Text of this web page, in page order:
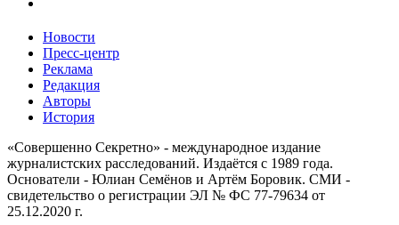
Новости
Пресс-центр
Реклама
Редакция
Авторы
История
«Совершенно Секретно» - международное издание
журналистских расследований. Издаётся с 1989 года.
Основатели - Юлиан Семёнов и Артём Боровик. CМИ -
свидетельство о регистрации ЭЛ № ФС 77-79634 от
25.12.2020 г.